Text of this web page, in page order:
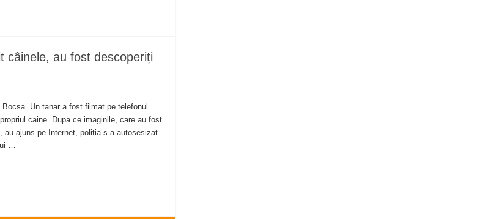
câinele, au fost descoperiți
Un tanar a fost filmat pe telefonul
caine. Dupa ce imaginile, care au fost
ajuns pe Internet, politia s-a autosesizat.
…